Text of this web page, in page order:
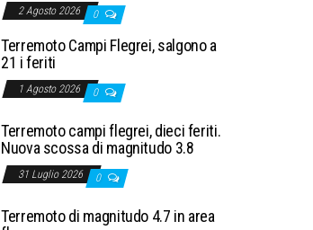
2 Agosto 2026 0
Terremoto Campi Flegrei, salgono a
21 i feriti
1 Agosto 2026 0
Terremoto campi flegrei, dieci feriti.
Nuova scossa di magnitudo 3.8
31 Luglio 2026 0
Terremoto di magnitudo 4.7 in area